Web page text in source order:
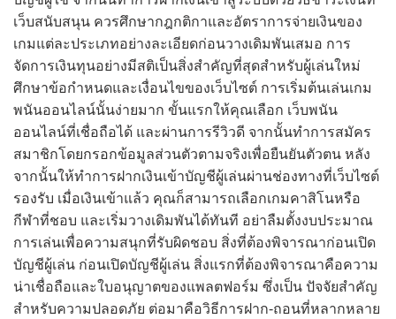
เว็บสนับสนุน ควรศึกษากฎกติกาและอัตราการจ่ายเงินของ
เกมแต่ละประเภทอย่างละเอียดก่อนวางเดิมพันเสมอ การ
จัดการเงินทุนอย่างมีสติเป็นสิ่งสำคัญที่สุดสำหรับผู้เล่นใหม่
ศึกษาข้อกำหนดและเงื่อนไขของเว็บไซต์ การเริ่มต้นเล่นเกม
พนันออนไลน์นั้นง่ายมาก ขั้นแรกให้คุณเลือก เว็บพนัน
ออนไลน์ที่เชื่อถือได้ และผ่านการรีวิวดี จากนั้นทำการสมัคร
สมาชิกโดยกรอกข้อมูลส่วนตัวตามจริงเพื่อยืนยันตัวตน หลัง
จากนั้นให้ทำการฝากเงินเข้าบัญชีผู้เล่นผ่านช่องทางที่เว็บไซต์
รองรับ เมื่อเงินเข้าแล้ว คุณก็สามารถเลือกเกมคาสิโนหรือ
กีฬาที่ชอบ และเริ่มวางเดิมพันได้ทันที อย่าลืมตั้งงบประมาณ
การเล่นเพื่อความสนุกที่รับผิดชอบ สิ่งที่ต้องพิจารณาก่อนเปิด
บัญชีผู้เล่น ก่อนเปิดบัญชีผู้เล่น สิ่งแรกที่ต้องพิจารณาคือความ
น่าเชื่อถือและใบอนุญาตของแพลตฟอร์ม ซึ่งเป็น ปัจจัยสำคัญ
สำหรับความปลอดภัย ต่อมาคือวิธีการฝาก-ถอนที่หลากหลาย